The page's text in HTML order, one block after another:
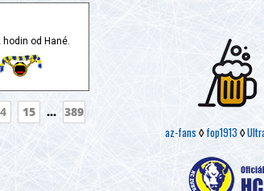
od Hané.
15 ... 389
az-fans ◊fop1913 ◊